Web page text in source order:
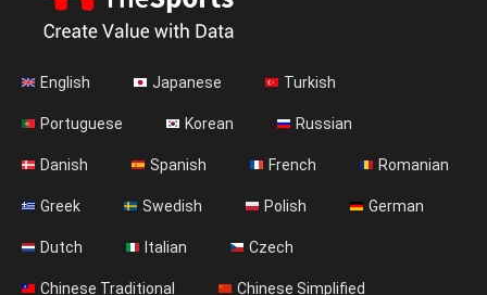
English Japanese Turkish
Portuguese Korean Russian
Danish Spanish French Romanian
Greek Swedish Polish German
Dutch Italian Czech
Chinese Traditional Chinese Simplified